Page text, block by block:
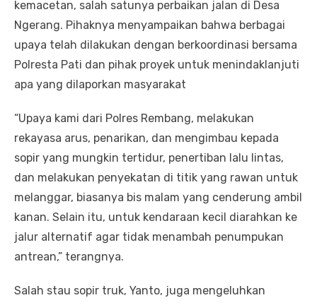
kemacetan, salah satunya perbaikan jalan di Desa
Ngerang. Pihaknya menyampaikan bahwa berbagai
upaya telah dilakukan dengan berkoordinasi bersama
Polresta Pati dan pihak proyek untuk menindaklanjuti
apa yang dilaporkan masyarakat
“Upaya kami dari Polres Rembang, melakukan
rekayasa arus, penarikan, dan mengimbau kepada
sopir yang mungkin tertidur, penertiban lalu lintas,
dan melakukan penyekatan di titik yang rawan untuk
melanggar, biasanya bis malam yang cenderung ambil
kanan. Selain itu, untuk kendaraan kecil diarahkan ke
jalur alternatif agar tidak menambah penumpukan
antrean,” terangnya.
Salah stau sopir truk, Yanto, juga mengeluhkan